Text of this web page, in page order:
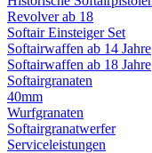
Revolver ab 18
Softair Einsteiger Set
Softairwaffen ab 14 Jahre
Softairwaffen ab 18 Jahre
Softairgranaten
40mm
Wurfgranaten
Softairgranatwerfer
Serviceleistungen